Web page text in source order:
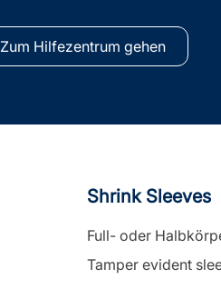
Zum Hilfezentrum gehen
Shrink Sleeves
Full- oder
Tamper evident